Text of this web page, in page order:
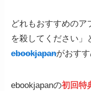
どれもおすすめのア
を殺してください」
ebookjapanがおすす
ebookjapanの初回特